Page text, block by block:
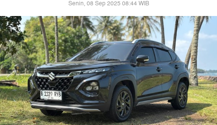
Senin, 08 Sep 2025 08:44 WIB